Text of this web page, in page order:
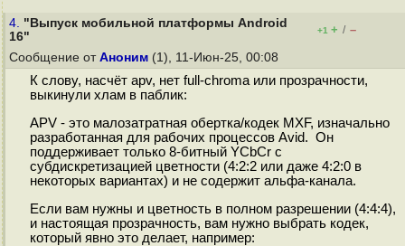
4. "Выпуск мобильной платформы Android
16"
+1 + / –
Сообщение от Аноним (1), 11-Июн-25, 00:08
К слову, насчёт apv, нет full-chroma или прозрачности,
выкинули хлам в паблик:
APV - это малозатратная обертка/кодек MXF, изначально
разработанная для рабочих процессов Avid. Он
поддерживает только 8-битный YCbCr с
субдискретизацией цветности (4:2:2 или даже 4:2:0 в
некоторых вариантах) и не содержит альфа-канала.
Если вам нужны и цветность в полном разрешении (4:4:4),
и настоящая прозрачность, вам нужно выбрать кодек,
который явно это делает, например: